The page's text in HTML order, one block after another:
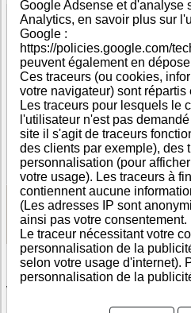
Dénomination IZMO LIMITED
Adresse
Billekahalli Industrial
Ville
Bengaluru- 560076
Pays
Inde
Type
d'adresse
Siège social
Téléphone
+91 80--------
DUNS®
Number
91-------
Cette entreprise fait partie d'un
Nombre de sociétés dans ce groupe :
Voir les
Vérifiez IZMO LIMITED
Google Adsense et d'analyse
Analytics, en savoir plus sur
Google :
https://policies.google.com/
peuvent également en
Ces traceurs (ou cookies,
votre navigateur) sont répartis
Les traceurs pour lesquels le
l'utilisateur n'est pas
site il s'agit de traceurs
des clients par exemple), des
personnalisation (pour
votre usage). Les traceurs à
contiennent aucune
(Les adresses IP sont
ainsi pas votre consentement.
Le traceur nécessitant votre
personnalisation de la
selon votre usage d'internet).
personnalisation de la